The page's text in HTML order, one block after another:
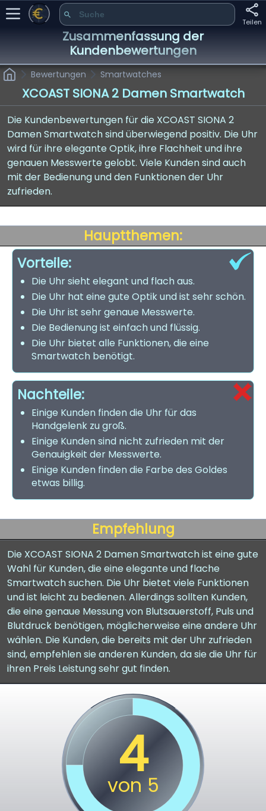
Teilen
Zusammenfassung der
Kundenbewertungen
Bewertungen Smartwatches
XCOAST SIONA 2 Damen Smartwatch
Die Kundenbewertungen für die XCOAST SIONA 2
Damen Smartwatch sind überwiegend positiv. Die Uhr
wird für ihre elegante Optik, ihre Flachheit und ihre
genauen Messwerte gelobt. Viele Kunden sind auch
mit der Bedienung und den Funktionen der Uhr
zufrieden.
Hauptthemen:
Vorteile:
Die Uhr sieht elegant und flach aus.
Die Uhr hat eine gute Optik und ist sehr schön.
Die Uhr ist sehr genaue Messwerte.
Die Bedienung ist einfach und flüssig.
Die Uhr bietet alle Funktionen, die eine
Smartwatch benötigt.
Nachteile:
Einige Kunden finden die Uhr für das
Handgelenk zu groß.
Einige Kunden sind nicht zufrieden mit der
Genauigkeit der Messwerte.
Einige Kunden finden die Farbe des Goldes
etwas billig.
Empfehlung
Die XCOAST SIONA 2 Damen Smartwatch ist eine gute
Wahl für Kunden, die eine elegante und flache
Smartwatch suchen. Die Uhr bietet viele Funktionen
und ist leicht zu bedienen. Allerdings sollten Kunden,
die eine genaue Messung von Blutsauerstoff, Puls und
Blutdruck benötigen, möglicherweise eine andere Uhr
wählen. Die Kunden, die bereits mit der Uhr zufrieden
sind, empfehlen sie anderen Kunden, da sie die Uhr für
ihren Preis Leistung sehr gut finden.